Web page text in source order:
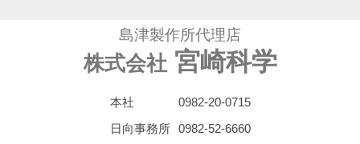
島津製作所代理店
株式会社宮崎科学
本社
0982-20-0715
日向事務所
0982-52-6660